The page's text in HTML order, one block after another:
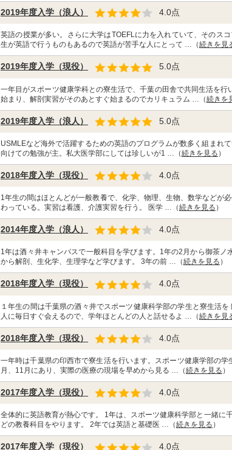
2019年度入学（浪人） 4.0点
英語の授業が多い。さらに大学はTOEFLに力を入れていて、そのス
生が英語で行うものもあるので英語が苦手な人にとって …（続きを見
2019年度入学（現役） 5.0点
一年目がスポーツ健康学科との寮生活で、千葉の田舎で共同生活を
始まり、解剖実習がそのあとすぐ始まるのでカリキュラム …（続きを
2019年度入学（浪人） 5.0点
USMLEなど海外で活躍するための英語のプログラムが数多く組まれ
向けての勉強が主。私大医学部にしては珍しいが1 …（続きを見る ）
2018年度入学（現役） 4.0点
1年生の間はほとんどが一般教養で、化学、物理、生物、数学などが
わっている。実習は看護、介護実習を行う。 医学 …（続きを見る ）
2014年度入学（浪人） 4.0点
1年は酒々井キャンパスで一般科目を学びます。1年の2月から御茶
から解剖、生化学、生理学など学びます。 3年の前 …（続きを見る ）
2018年度入学（現役） 4.0点
１年生の間は千葉県の酒々井でスポーツ健康科学部の学生と寮生活
人に毎日すぐ会えるので、学年ほとんどの人と話せるよ …（続きを見
2018年度入学（現役） 4.0点
一年時は千葉県の印西市で寮生活を行います。スポーツ健康学部の
月、11月にあり、実際の医療の現場を早めから見る …（続きを見る ）
2017年度入学（現役） 4.0点
全体的に英語教育が熱心です。 1年は、スポーツ健康科学部と一緒に
どの教養科目をやります。 2年では英語と基礎医 …（続きを見る ）
2017年度入学（現役） 4.0点